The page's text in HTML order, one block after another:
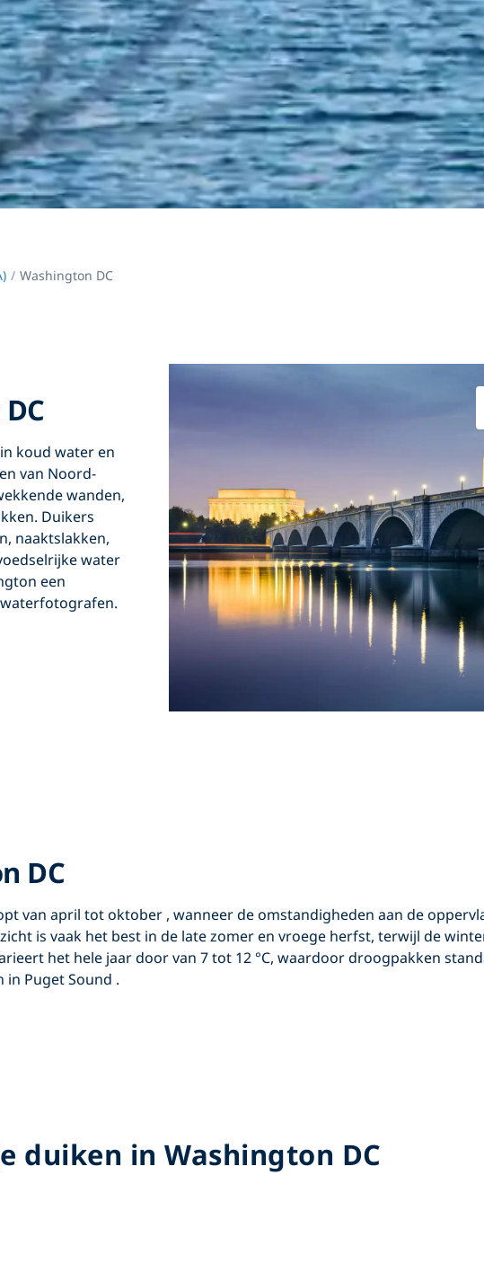
Washington DC
koud water en
van Noord-
wanden,
Duikers
naaktslakken,
water
een
DC
vanapril tot oktober , wanneer de omstandigheden aan de
is vaak het best in de late zomer en vroege herfst, terwijl de
het hele jaar door van 7 tot 12 °C, waardoor droogpakken
in Puget Sound .
duiken in Washington DC